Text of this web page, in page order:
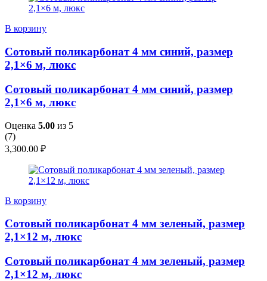
В корзину
Сотовый поликарбонат 4 мм синий, размер
2,1×6 м, люкс
Сотовый поликарбонат 4 мм синий, размер
2,1×6 м, люкс
Оценка 5.00 из 5
(7)
3,300.00 ₽
В корзину
Сотовый поликарбонат 4 мм зеленый, размер
2,1×12 м, люкс
Сотовый поликарбонат 4 мм зеленый, размер
2,1×12 м, люкс